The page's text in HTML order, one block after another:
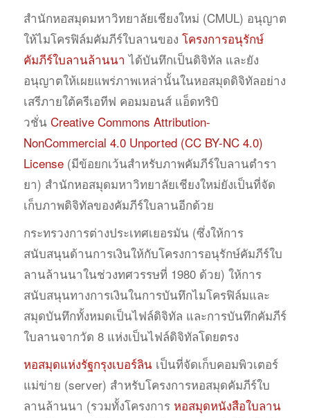
สำนักหอสมุดมหาวิทยาลัยเชียงใหม่ (CMUL) อนุญาต
ให้ไมโครฟิล์มคัมภีร์ใบลานของ โครงการอนุรักษ์
คัมภีร์ใบลานล้านนา ได้บันทึกเป็นดิจิทัล และยัง
อนุญาตให้เผยแพร่ภาพเหล่านั้นในหอสมุดดิจิทัลอย่าง
เสรีภายใต้ครีเอทีฟ คอมมอนส์ แอ็ดทริบิ
วชั่น Creative Commons Attribution-
NonCommercial 4.0 Unported (CC BY-NC 4.0)
License(มีข้อยกเว้นสำหรับภาพคัมภีร์ใบลานตำรา
ยา) สำนักหอสมุดมหาวิทยาลัยเชียงใหม่ยังเป็นที่จัด
เก็บภาพดิจิทัลของคัมภีร์ใบลานอีกด้วย
กระทรวงการต่างประเทศเยอรมัน (ซึ่งให้การ
สนับสนุนด้านการเงินให้กับโครงการอนุรักษ์คัมภีร์ใบ
ลานล้านนาในช่วงทศวรรษที่ 1980 ด้วย) ให้การ
สนับสนุนทางการเงินในการบันทึกไมโครฟิล์มและ
สมุดบันทึกทั้งหมดเป็นไฟล์ดิจิทัล และการบันทึกคัมภีร์
ใบลานจากวัด 8 แห่งเป็นไฟล์ดิจิทัลโดยตรง
หอสมุดแห่งรัฐกรุงเบอร์ลินเป็นที่จัดเก็บคอมพิวเตอร์
แม่ข่าย (server) สำหรับโครงการหอสมุดคัมภีร์ใบ
ลานล้านนา (รวมทั้งโครงการ หอสมุดหนังสือใบลาน